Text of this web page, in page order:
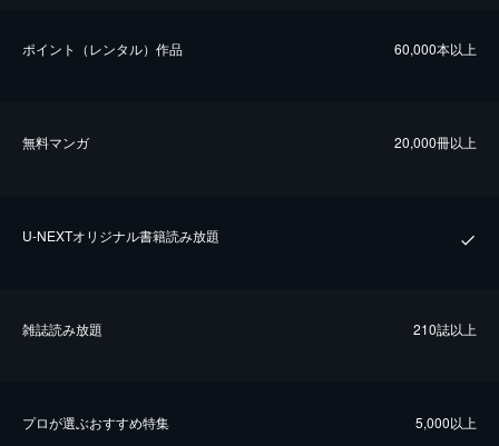
ポイント（レンタル）作品 60,000本以上
無料マンガ 20,000冊以上
U-NEXTオリジナル書籍読み放題
雑誌読み放題 210誌以上
プロが選ぶおすすめ特集 5,000以上